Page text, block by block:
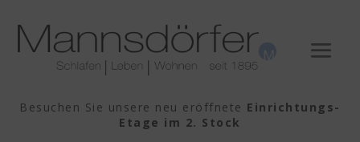
Besuchen Sie unsere neu eröffnete Einrichtungs-
Etage im 2. Stock